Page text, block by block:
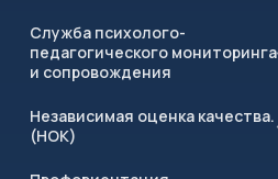
Служба психолого-
педагогического мониторинга
и сопровождения
Независимая оценка качества.
(НОК)